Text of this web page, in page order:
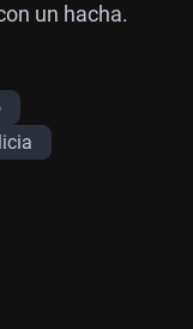
un hacha.